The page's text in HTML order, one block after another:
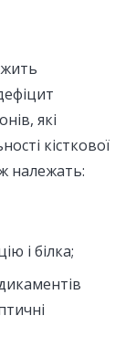
які
кісткової
належать:
і білка;